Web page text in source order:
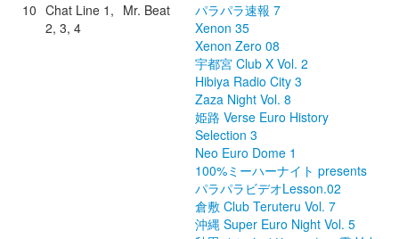
10 Chat Line 1,
2, 3, 4
Mr. Beat
パラパラ速報 7
Xenon 35
Xenon Zero 08
宇都宮 Club X Vol. 2
Hibiya Radio City 3
Zaza Night Vol. 8
姫路 Verse Euro History
Selection 3
Neo Euro Dome 1
100%ミーハーナイト presents
パラパラビデオLesson.02
倉敷 Club Teruteru Vol. 7
沖縄 Super Euro Night Vol. 5